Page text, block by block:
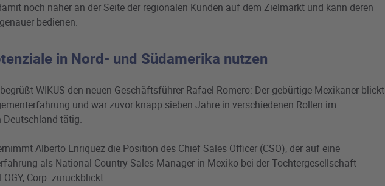
noch näher an der Seite der regionalen Kunden auf dem Zielmarkt und kann deren
bedienen.
in Nord- und Südamerika nutzen
WIKUS den neuen Geschäftsführer Rafael Romero: Der gebürtige Mexikaner blickt
und war zuvor knapp sieben Jahre in verschiedenen Rollen im
Deutschland tätig.
Alberto Enriquez die Position des Chief Sales Officer (CSO), der auf eine
als National Country Sales Manager in Mexiko bei der Tochtergesellschaft
Corp. zurückblickt.